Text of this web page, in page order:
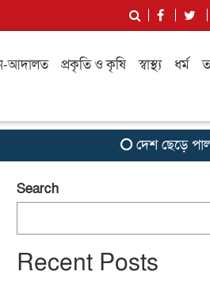
আদালত প্রকৃতি ও কৃষি স্বাস্থ্য ধর্ম
দেশ ছেড়ে
Search
Recent Posts